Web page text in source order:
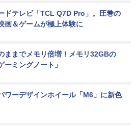
ドテレビ「TCL Q7D Pro」。圧巻の
画＆ゲームが極上体験に
ままでメモリ倍増！メモリ32GBの
ーミングノート」
ワーデザインホイール「M6」に新色